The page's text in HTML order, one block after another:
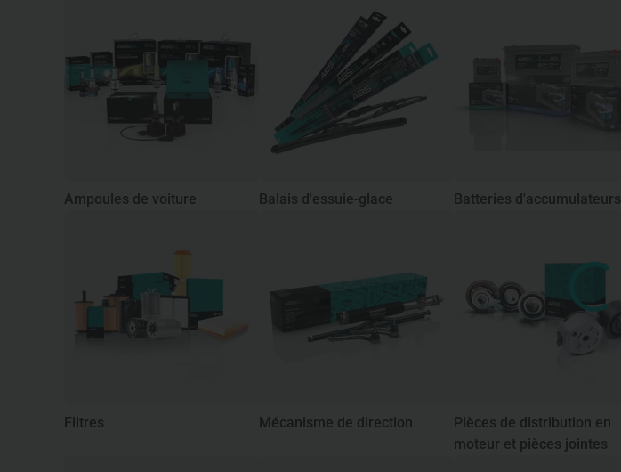
Ampoules de voiture Balais d'essuie-glace Batteries d'accumulateurs
Filtres Mécanisme de direction
Pièces de distribution en
moteur et pièces jointes